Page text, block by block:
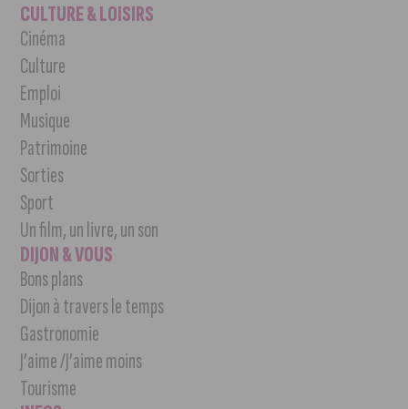
CULTURE & LOISIRS
Cinéma
Culture
Emploi
Musique
Patrimoine
Sorties
Sport
Un film, un livre, un son
DIJON & VOUS
Bons plans
Dijon à travers le temps
Gastronomie
J’aime /J’aime moins
Tourisme